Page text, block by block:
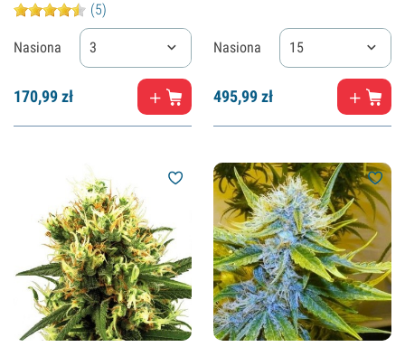
(5)
Nasiona 3
170,99zł
Nasiona 15
495,99zł